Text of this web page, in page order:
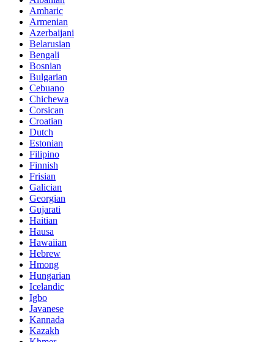
Amharic
Armenian
Azerbaijani
Belarusian
Bengali
Bosnian
Bulgarian
Cebuano
Chichewa
Corsican
Croatian
Dutch
Estonian
Filipino
Finnish
Frisian
Galician
Georgian
Gujarati
Haitian
Hausa
Hawaiian
Hebrew
Hmong
Hungarian
Icelandic
Igbo
Javanese
Kannada
Kazakh